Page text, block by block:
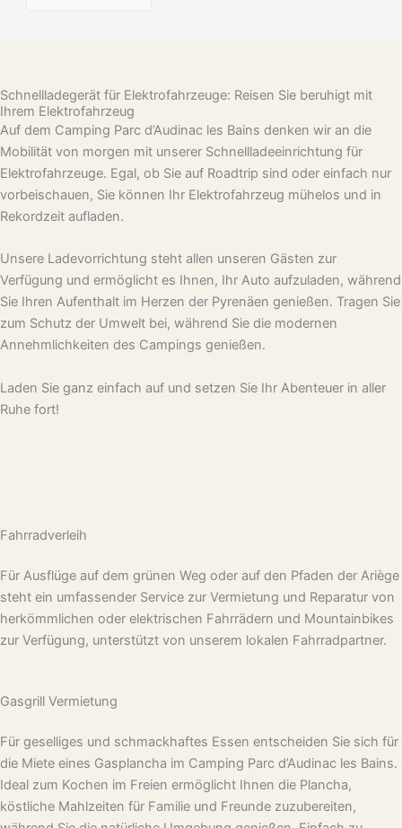
Schnellladegerät für Elektrofahrzeuge: Reisen Sie beruhigt mit
Ihrem Elektrofahrzeug
Auf dem Camping Parc d’Audinac les Bains denken wir an die
Mobilität von morgen mit unserer Schnellladeeinrichtung für
Elektrofahrzeuge. Egal, ob Sie auf Roadtrip sind oder einfach nur
vorbeischauen, Sie können Ihr Elektrofahrzeug mühelos und in
Rekordzeit aufladen.
Unsere Ladevorrichtung steht allen unseren Gästen zur
Verfügung und ermöglicht es Ihnen, Ihr Auto aufzuladen, während
Sie Ihren Aufenthalt im Herzen der Pyrenäen genießen. Tragen Sie
zum Schutz der Umwelt bei, während Sie die modernen
Annehmlichkeiten des Campings genießen.
Laden Sie ganz einfach auf und setzen Sie Ihr Abenteuer in aller
Ruhe fort!
Fahrradverleih
Für Ausflüge auf dem grünen Weg oder auf den Pfaden der Ariège
steht ein umfassender Service zur Vermietung und Reparatur von
herkömmlichen oder elektrischen Fahrrädern und Mountainbikes
zur Verfügung, unterstützt von unserem lokalen Fahrradpartner.
Gasgrill Vermietung
Für geselliges und schmackhaftes Essen entscheiden Sie sich für
die Miete eines Gasplancha im Camping Parc d’Audinac les Bains.
Ideal zum Kochen im Freien ermöglicht Ihnen die Plancha,
köstliche Mahlzeiten für Familie und Freunde zuzubereiten,